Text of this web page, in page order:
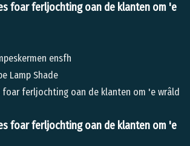
foar ferljochting oan de klanten om 'e
ensfh
Lamp Shade
foar ferljochting oan de klanten om 'e wrâld
foar ferljochting oan de klanten om 'e